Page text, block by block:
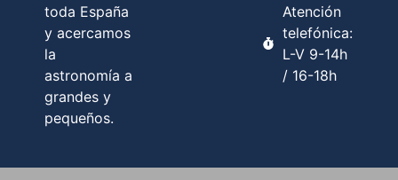
toda España
y acercamos
la
astronomía a
grandes y
pequeños.
Atención
telefónica:
L-V 9-14h
/ 16-18h